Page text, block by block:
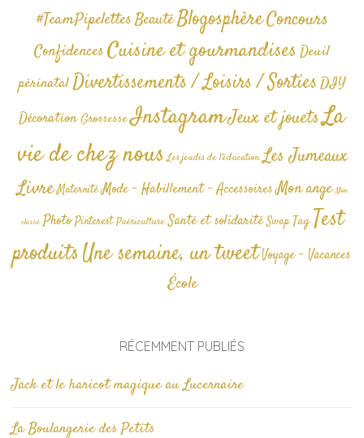
#TeamPipelettesBeautéBlogosphèreConcours
Confidences Cuisine et gourmandises Deuil
périnatalDivertissements / Loisirs / SortiesDIY
Décoration GrossesseInstagramJeux et jouetsLa
vie de chez nous Les jeudis de l'éducation Les Jumeaux
Livre Maternité Mode - Habillement - AccessoiresMon ange Non
classé Photo Pinterest Puériculture Santé et solidarité Swap TagTest
produitsUne semaine, un tweetVoyage - Vacances
École
RÉCEMMENT PUBLIÉS
Jack et le haricot magique au Lucernaire
La Boulangerie des Petits